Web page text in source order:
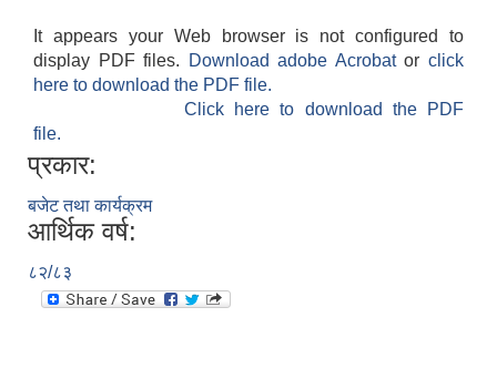
It appears your Web browser is not configured to
display PDF files.
Download adobe Acrobatorclick
here to download the PDF file.
Click here to download the PDF
file.
प्रकार:
बजेट तथा कार्यक्रम
आर्थिक वर्ष:
८२/८३